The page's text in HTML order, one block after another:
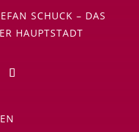
SCHUCK – DAS
HAUPTSTADT